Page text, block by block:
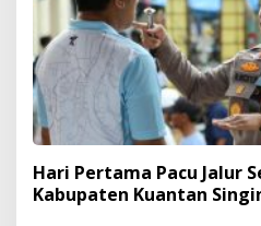
Hari Pertama Pacu Jalur
Kabupaten Kuantan